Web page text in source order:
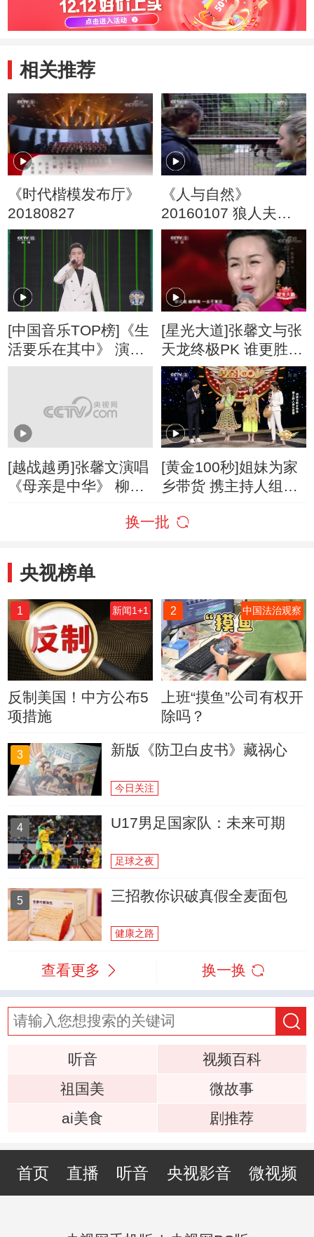
相关推荐
《时代楷模发布厅》
20180827
《人与自然》
20160107 狼人夫妻
（一）
[中国音乐TOP榜]《生
活要乐在其中》 演
唱：何流
[星光大道]张馨文与张
天龙终极PK 谁更胜一
筹？
[越战越勇]张馨文演唱
《母亲是中华》 柳编
[黄金100秒]姐妹为家
乡带货 携主持人组队
换一批
央视榜单
1 新闻1+1
反制美国！中方公布5
项措施
2 中国法治观察
上班“摸鱼”公司有权开
除吗？
3 新版《防卫白皮书》藏祸心
今日关注
4 U17男足国家队：未来可期
足球之夜
5 三招教你识破真假全麦面包
健康之路
查看更多 换一换
听音
视频百科
祖国美
微故事
ai美食
剧推荐
首页 直播 听音 央视影音 微视频